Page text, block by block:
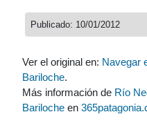
Publicado: 10/01/2012
Ver el original en: Navegar
Bariloche.
Más información de Río
Bariloche en